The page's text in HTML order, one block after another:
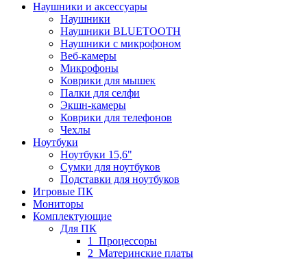
Наушники и аксессуары
Наушники
Наушники BLUETOOTH
Наушники с микрофоном
Веб-камеры
Микрофоны
Коврики для мышек
Палки для селфи
Экшн-камеры
Коврики для телефонов
Чехлы
Ноутбуки
Ноутбуки 15,6"
Сумки для ноутбуков
Подставки для ноутбуков
Игровые ПК
Мониторы
Комплектующие
Для ПК
1_Процессоры
2_Материнские платы